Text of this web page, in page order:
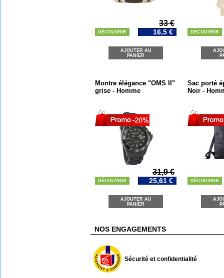
33 €
DÉCOUVRIR 16,5 €
AJOUTER AU
PANIER
DÉCOUVRIR
Montre élégance "OMS II"
grise - Homme
31,9 €
DÉCOUVRIR 25,61 €
AJOUTER AU
PANIER
Sac porté
Noir -
DÉCOUVRIR
NOS ENGAGEMENTS
Sécurité et confidentialité